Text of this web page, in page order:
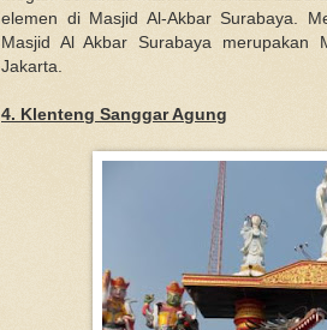
elemen di Masjid Al-Akbar Surabaya.
Masjid Al Akbar Surabaya merupakan
Jakarta.
4. Klenteng Sanggar Agung